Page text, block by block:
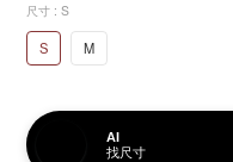
尺寸 : S
S M
AI
找尺寸